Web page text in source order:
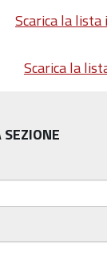
Scarica la lista
Scarica la
SEZIONE